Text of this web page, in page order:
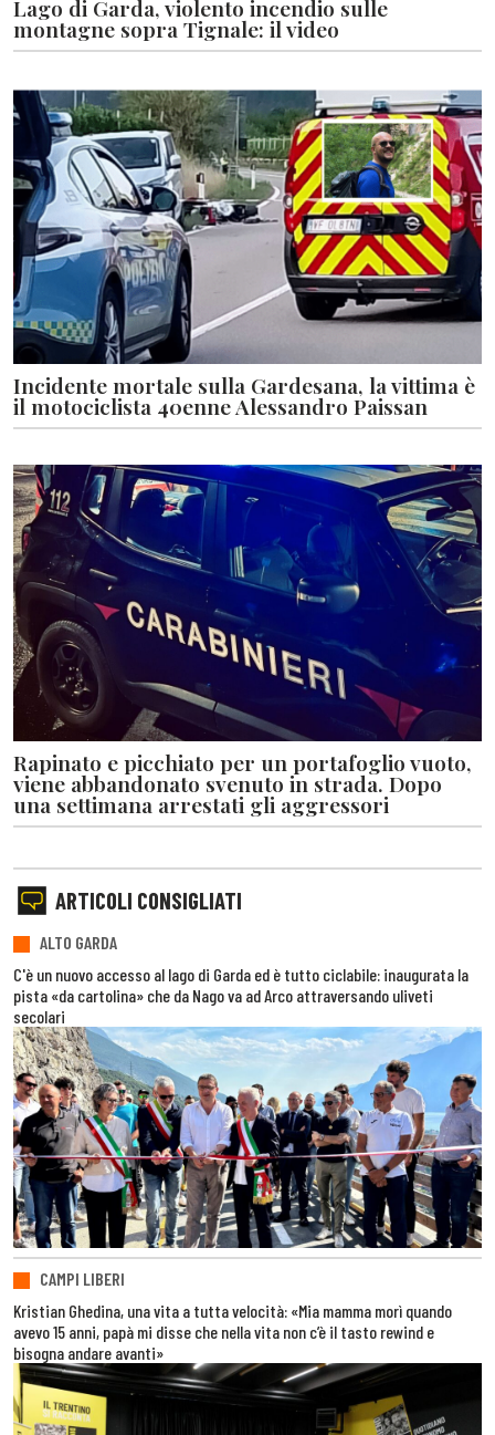
Lago di Garda, violento incendio sulle
montagne sopra Tignale: il video
Incidente mortale sulla Gardesana, la vittima è
il motociclista 40enne Alessandro Paissan
Rapinato e picchiato per un portafoglio vuoto,
viene abbandonato svenuto in strada. Dopo
una settimana arrestati gli aggressori
ARTICOLI CONSIGLIATI
ALTO GARDA
C'è un nuovo accesso al lago di Garda ed è tutto ciclabile: inaugurata la
pista «da cartolina» che da Nago va ad Arco attraversando uliveti
secolari
CAMPI LIBERI
Kristian Ghedina, una vita a tutta velocità: «Mia mamma morì quando
avevo 15 anni, papà mi disse che nella vita non c’è il tasto rewind e
bisogna andare avanti»